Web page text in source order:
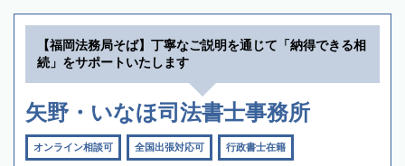
【福岡法務局そば】丁寧なご説明を通じて「納得できる相
続」をサポートいたします
矢野・いなほ司法書士事務所
オンライン相談可 全国出張対応可 行政書士在籍